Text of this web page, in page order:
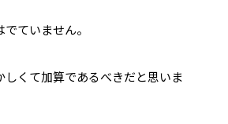
ていません。
しくて加算であるべきだと思いま